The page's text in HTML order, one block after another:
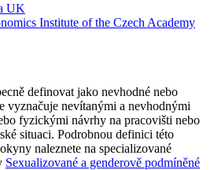
UK
Institute of the Czech Academy
definovat jako nevhodné nebo
vyznačuje nevítanými a nevhodnými
fyzickými návrhy na pracovišti nebo
situaci. Podrobnou definici této
naleznete na specializované
Sexualizované a genderově podmíněné